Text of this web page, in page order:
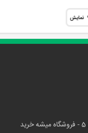
نمایش